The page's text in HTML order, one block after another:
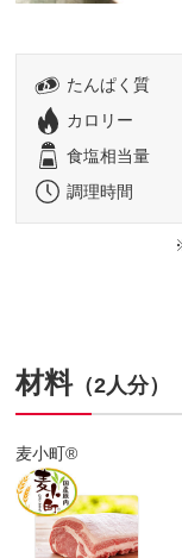
たんぱく質
カロリー
食塩相当量
調理時間
材料（2人分）
麦小町®